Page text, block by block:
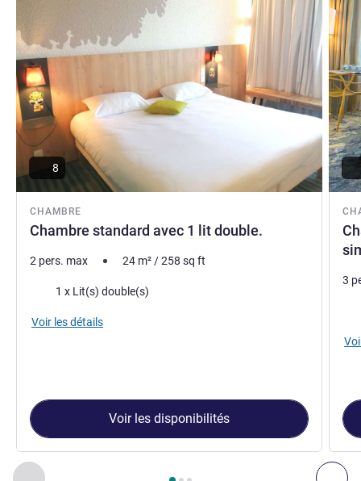
Précédent - Chambre
Page , Chambre 1 : Chambre standard avec 1 lit
CHAMBRE
Chambre standard avec 1 lit double.
8
2 pers. max 24 m²/258 sq ft
Literie1 x Lit(s) double(s)
Voir les détails
Voir les disponibilités
3